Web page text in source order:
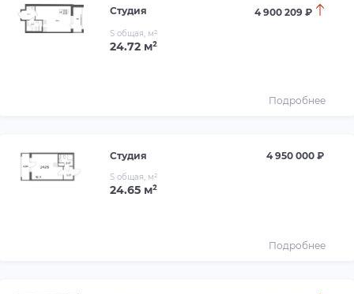
Студия 4 900 209 ₽
S общая, м²
24.72 м²
Подробнее
Студия 4 950 000 ₽
S общая, м²
24.65 м²
Подробнее